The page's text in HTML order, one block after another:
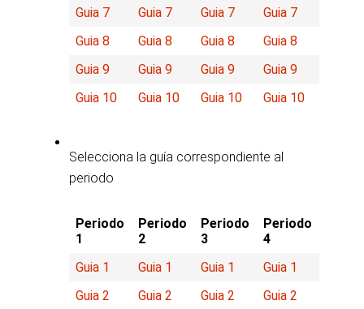
Guia 7 Guia 7 Guia 7
Guia 7
Guia 8
Guia 8 Guia 8
Guia 8
Guia 9
Guia 9 Guia 9
Guia 9
Guia 10
Guia 10 Guia 10 Guia 10
Selecciona la guía correspondiente al
periodo
Periodo
1
Periodo
2
Periodo
3
Periodo
4
Guia 1
Guia 1 Guia 1
Guia 1
Guia 2
Guia 2 Guia 2
Guia 2